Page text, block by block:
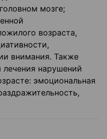
мозге;
возраста,
внимания. Также
лечения нарушений
эмоциональная